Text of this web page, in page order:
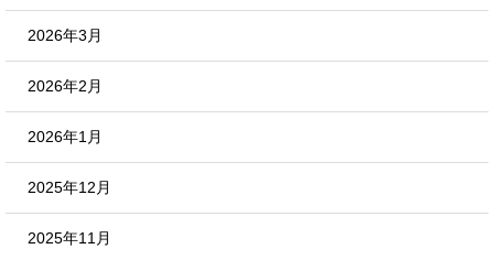
2026年3月
2026年2月
2026年1月
2025年12月
2025年11月